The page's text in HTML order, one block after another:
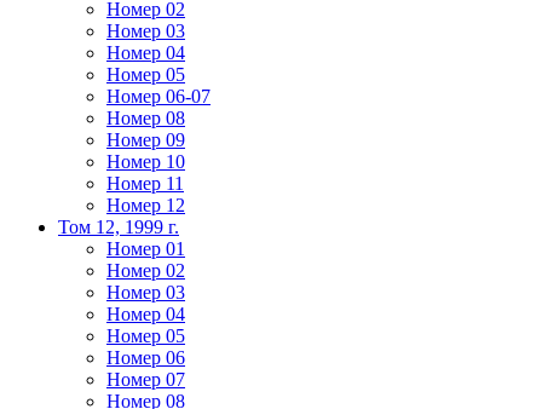
Номер 02
Номер 03
Номер 04
Номер 05
Номер 06-07
Номер 08
Номер 09
Номер 10
Номер 11
Номер 12
Том 12, 1999 г.
Номер 01
Номер 02
Номер 03
Номер 04
Номер 05
Номер 06
Номер 07
Номер 08